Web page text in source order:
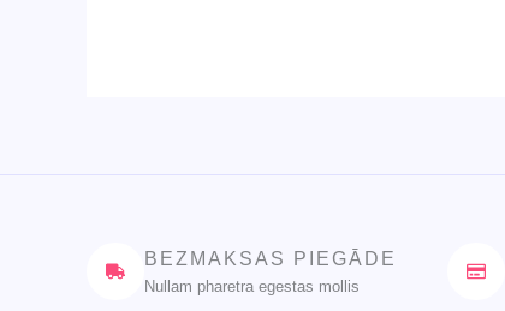
BEZMAKSAS PIEGĀDE
Nullam pharetra egestas mollis